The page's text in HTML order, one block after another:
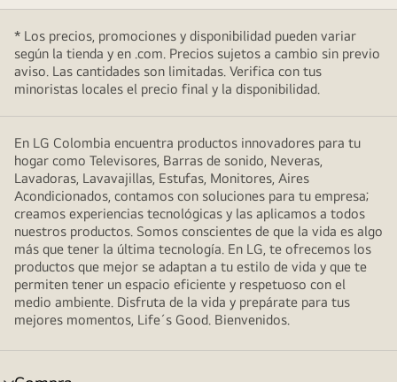
* Los precios, promociones y disponibilidad pueden variar
según la tienda y en .com. Precios sujetos a cambio sin previo
aviso. Las cantidades son limitadas. Verifica con tus
minoristas locales el precio final y la disponibilidad.
En LG Colombia encuentra productos innovadores para tu
hogar como Televisores, Barras de sonido, Neveras,
Lavadoras, Lavavajillas, Estufas, Monitores, Aires
Acondicionados, contamos con soluciones para tu empresa;
creamos experiencias tecnológicas y las aplicamos a todos
nuestros productos. Somos conscientes de que la vida es algo
más que tener la última tecnología. En LG, te ofrecemos los
productos que mejor se adaptan a tu estilo de vida y que te
permiten tener un espacio eficiente y respetuoso con el
medio ambiente. Disfruta de la vida y prepárate para tus
mejores momentos, Life´s Good. Bienvenidos.